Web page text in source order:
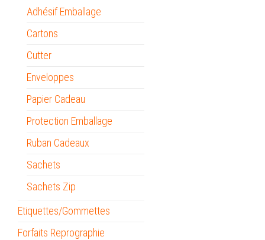
Adhésif Emballage
Cartons
Cutter
Enveloppes
Papier Cadeau
Protection Emballage
Ruban Cadeaux
Sachets
Sachets Zip
Etiquettes/Gommettes
Forfaits Reprographie